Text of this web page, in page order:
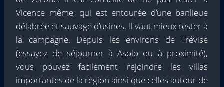
Vicence même, qui est entourée d’une banlieue
délabrée et sauvage d’usines. Il vaut mieux rester à
la campagne. Depuis les environs de Trévise
(essayez de séjourner à Asolo ou à proximité),
vous pouvez facilement rejoindre les villas
importantes de la région ainsi que celles autour de